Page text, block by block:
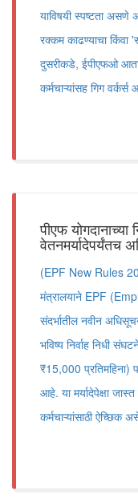
याविषयी स्पष्टता
रक्कम काढण्याचा किंवा
दुसरीकडे, ईपीएफओ
कर्मचाऱ्यांसह गिग
पीएफ
वेतनमर्यादेपर्यंतच
(EPF New Rules
मंत्रालयाने EPF
संदर्भातील नवीन
भविष्य निर्वाह निधी
₹15,000 प्रतिमहिना)
आहे. या मर्यादेपेक्षा
कर्मचाऱ्यांसाठी